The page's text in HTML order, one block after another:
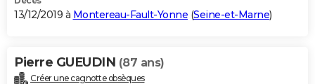
13/12/2019 à Montereau-Fault-Yonne (Seine-et-Marne)
Pierre GUEUDIN (87 ans)
Créer une cagnotte obsèques